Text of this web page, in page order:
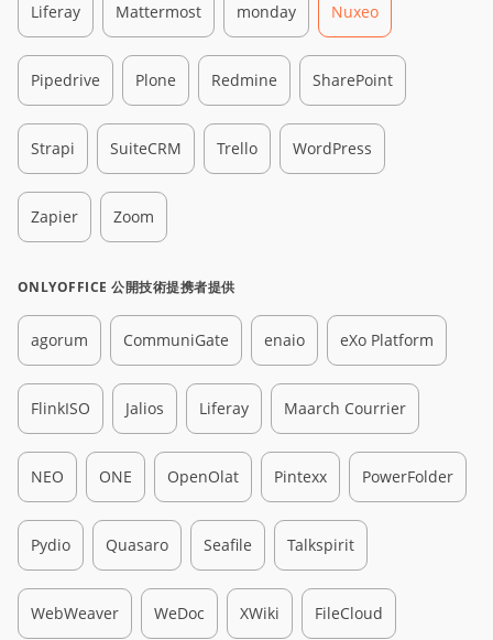
Liferay Mattermost monday Nuxeo
Pipedrive Plone Redmine SharePoint
Strapi SuiteCRM Trello WordPress
Zapier Zoom
ONLYOFFICE 公開技術提携者提供
agorum CommuniGate enaio eXo Platform
FlinkISO Jalios Liferay Maarch Courrier
NEO ONE OpenOlat Pintexx PowerFolder
Pydio Quasaro Seafile Talkspirit
WebWeaver WeDoc XWiki FileCloud